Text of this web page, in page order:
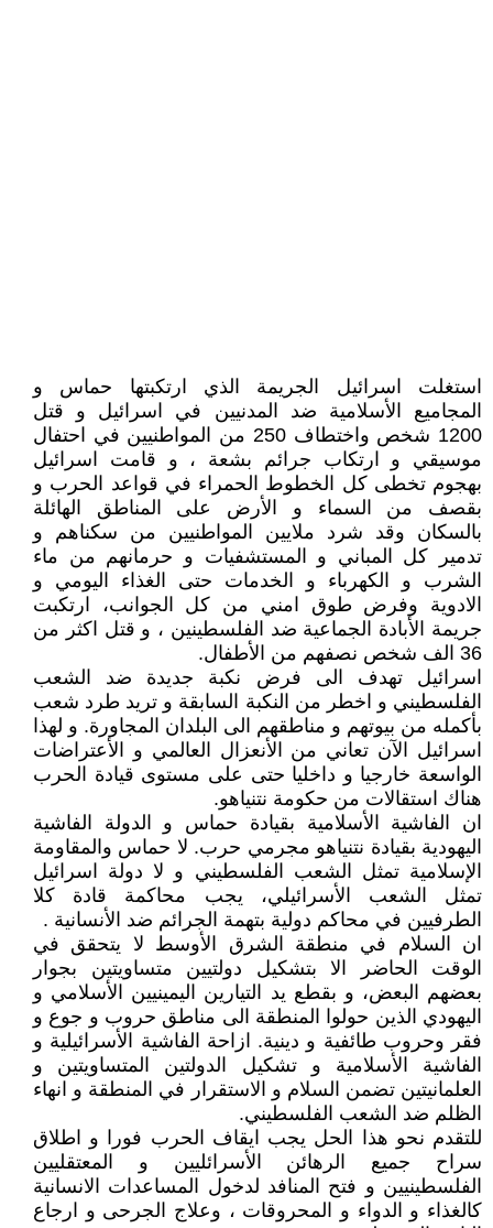
استغلت اسرائيل الجريمة الذي ارتكبتها حماس و
المجاميع الأسلامية ضد المدنيين في اسرائيل و قتل
1200 شخص واختطاف 250 من المواطنيين في احتفال
موسيقي و ارتكاب جرائم بشعة ، و قامت اسرائيل
بهجوم تخطى كل الخطوط الحمراء في قواعد الحرب و
بقصف من السماء و الأرض على المناطق الهائلة
بالسكان وقد شرد ملايين المواطنيين من سكناهم و
تدمير كل المباني و المستشفيات و حرمانهم من ماء
الشرب و الكهرباء و الخدمات حتى الغذاء اليومي و
الادوية وفرض طوق امني من كل الجوانب، ارتكبت
جريمة الأبادة الجماعية ضد الفلسطينين ، و قتل اكثر من
36 الف شخص نصفهم من الأطفال.
اسرائيل تهدف الى فرض نكبة جديدة ضد الشعب
الفلسطيني و اخطر من النكبة السابقة و تريد طرد شعب
بأكمله من بيوتهم و مناطقهم الى البلدان المجاورة. و لهذا
اسرائيل الآن تعاني من الأنعزال العالمي و الأعتراضات
الواسعة خارجيا و داخليا حتى على مستوى قيادة الحرب
هناك استقالات من حكومة نتنياهو.
ان الفاشية الأسلامية بقيادة حماس و الدولة الفاشية
اليهودية بقيادة نتنياهو مجرمي حرب. لا حماس والمقاومة
الإسلامية تمثل الشعب الفلسطيني و لا دولة اسرائيل
تمثل الشعب الأسرائيلي، يجب محاكمة قادة كلا
الطرفيين في محاكم دولية بتهمة الجرائم ضد الأنسانية .
ان السلام في منطقة الشرق الأوسط لا يتحقق في
الوقت الحاضر الا بتشكيل دولتيين متساويتين بجوار
بعضهم البعض، و بقطع يد التيارين اليمينيين الأسلامي و
اليهودي الذين حولوا المنطقة الى مناطق حروب و جوع و
فقر وحروب طائفية و دينية. ازاحة الفاشية الأسرائيلية و
الفاشية الأسلامية و تشكيل الدولتين المتساويتين و
العلمانيتين تضمن السلام و الاستقرار في المنطقة و انهاء
الظلم ضد الشعب الفلسطيني.
للتقدم نحو هذا الحل يجب ايقاف الحرب فورا و اطلاق
سراح جميع الرهائن الأسرائليين و المعتقليين
الفلسطينيين و فتح المنافد لدخول المساعدات الانسانية
كالغذاء و الدواء و المحروقات ، وعلاج الجرحى و ارجاع